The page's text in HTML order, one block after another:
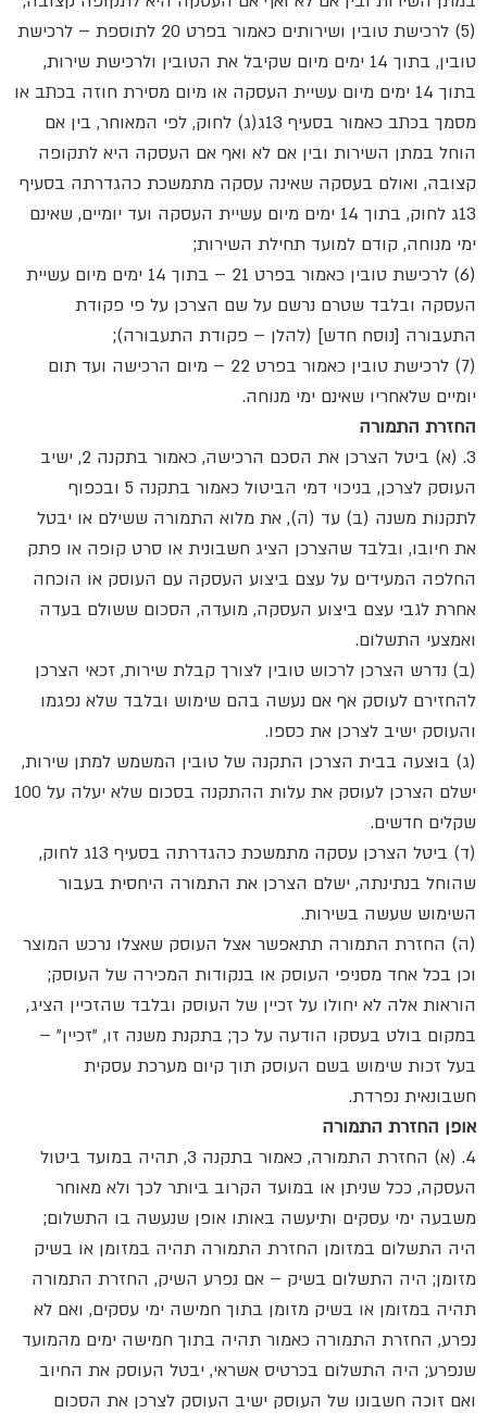
(5) לרכישת טובין ושירותים כאמור בפרט 20 לתוספת – לרכישת
טובין, בתוך 14 ימים מיום שקיבל את הטובין ולרכישת שירות,
בתוך 14 ימים מיום עשיית העסקה או מיום מסירת חוזה בכתב או
מסמך בכתב כאמור בסעיף 13ג(ג) לחוק, לפי המאוחר, בין אם
הוחל במתן השירות ובין אם לא ואף אם העסקה היא לתקופה
קצובה, ואולם בעסקה שאינה עסקה מתמשכת כהגדרתה בסעיף
13ג לחוק, בתוך 14 ימים מיום עשיית העסקה ועד יומיים, שאינם
ימי מנוחה, קודם למועד תחילת השירות;
(6) לרכישת טובין כאמור בפרט 21 – בתוך 14 ימים מיום עשיית
העסקה ובלבד שטרם נרשם על שם הצרכן על פי פקודת
התעבורה [נוסח חדש] (להלן – פקודת התעבורה);
(7) לרכישת טובין כאמור בפרט 22 – מיום הרכישה ועד תום
יומיים שלאחריו שאינם ימי מנוחה.
החזרת התמורה
3. (א) ביטל הצרכן את הסכם הרכישה, כאמור בתקנה 2, ישיב
העוסק לצרכן, בניכוי דמי הביטול כאמור בתקנה 5 ובכפוף
לתקנות משנה (ב) עד (ה), את מלוא התמורה ששילם או יבטל
את חיובו, ובלבד שהצרכן הציג חשבונית או סרט קופה או פתק
החלפה המעידים על עצם ביצוע העסקה עם העוסק או הוכחה
אחרת לגבי עצם ביצוע העסקה, מועדה, הסכום ששולם בעדה
ואמצעי התשלום.
(ב) נדרש הצרכן לרכוש טובין לצורך קבלת שירות, זכאי הצרכן
להחזירם לעוסק אף אם נעשה בהם שימוש ובלבד שלא נפגמו
והעוסק ישיב לצרכן את כספו.
(ג) בוצעה בבית הצרכן התקנה של טובין המשמש למתן שירות,
ישלם הצרכן לעוסק את עלות ההתקנה בסכום שלא יעלה על 100
שקלים חדשים.
(ד) ביטל הצרכן עסקה מתמשכת כהגדרתה בסעיף 13ג לחוק,
שהוחל בנתינתה, ישלם הצרכן את התמורה היחסית בעבור
השימוש שעשה בשירות.
(ה) החזרת התמורה תתאפשר אצל העוסק שאצלו נרכש המוצר
וכן בכל אחד מסניפי העוסק או בנקודות המכירה של העוסק;
הוראות אלה לא יחולו על זכיין של העוסק ובלבד שהזכיין הציג,
במקום בולט בעסקו הודעה על כך; בתקנת משנה זו, "זכיין" –
בעל זכות שימוש בשם העוסק תוך קיום מערכת עסקית
חשבונאית נפרדת.
אופן החזרת התמורה
4. (א) החזרת התמורה, כאמור בתקנה 3, תהיה במועד ביטול
העסקה, ככל שניתן או במועד הקרוב ביותר לכך ולא מאוחר
משבעה ימי עסקים ותיעשה באותו אופן שנעשה בו התשלום;
היה התשלום במזומן החזרת התמורה תהיה במזומן או בשיק
מזומן; היה התשלום בשיק – אם נפרע השיק, החזרת התמורה
תהיה במזומן או בשיק מזומן בתוך חמישה ימי עסקים, ואם לא
נפרע, החזרת התמורה כאמור תהיה בתוך חמישה ימים מהמועד
שנפרע; היה התשלום בכרטיס אשראי, יבטל העוסק את החיוב
ואם זוכה חשבונו של העוסק ישיב העוסק לצרכן את הסכום